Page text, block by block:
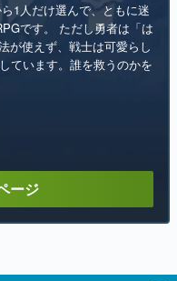
1人だけ選んで、ともに迷
です。 ただし勇者は「は
が使えず、戦士は可愛らし
ています。誰を救うのかを
ージ